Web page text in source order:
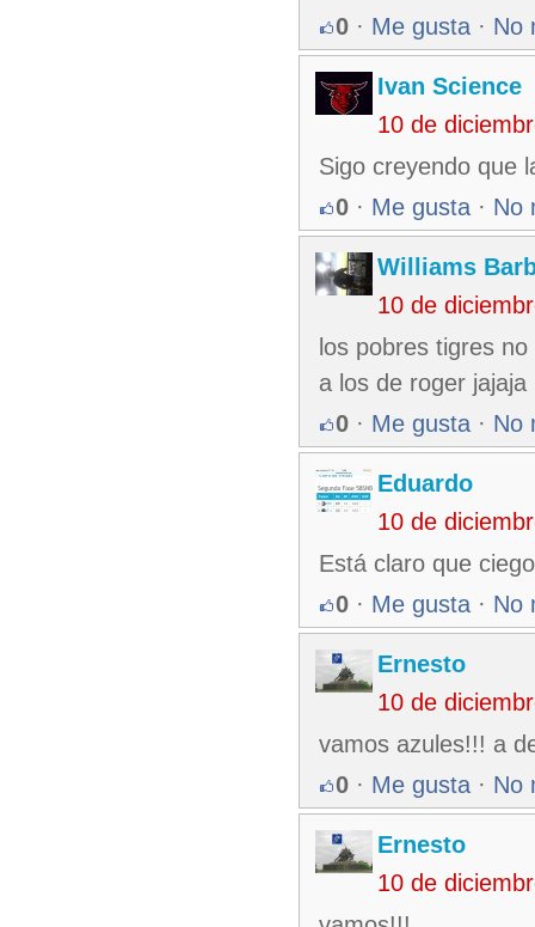
0 · Me gusta · No
Ivan Science
10 de
Sigo creyendo que
0 · Me gusta · No
Williams
10 de
los pobres tigres
a los de roger
0 · Me gusta · No
Eduardo
10 de
Está claro que
0 · Me gusta · No
Ernesto
10 de
vamos azules!!! a
0 · Me gusta · No
Ernesto
10 de